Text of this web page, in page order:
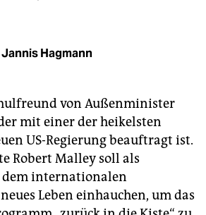
Jannis Hagmann
von Außenminister
mit einer der heikelsten
US-Regierung beauftragt ist.
Robert Malley soll als
interna­tionalen
Leben einhauchen, um das